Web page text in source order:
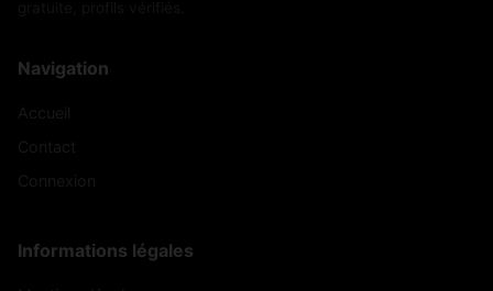
Navigation
Informations légales